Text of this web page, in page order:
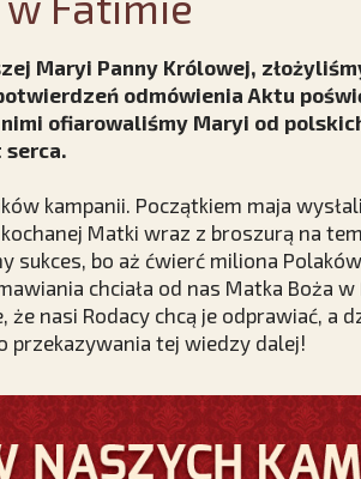
Maryi Panny Królowej,
odmówienia Aktu
ofiarowaliśmy Maryi od
serca.
kampanii. Początkiem maja
Matki wraz z broszurą na
sukces, bo aż ćwierć miliona
chciała od nas Matka Boża
że nasi Rodacy chcą je odprawiać, a
przekazywania tej wiedzy dalej!